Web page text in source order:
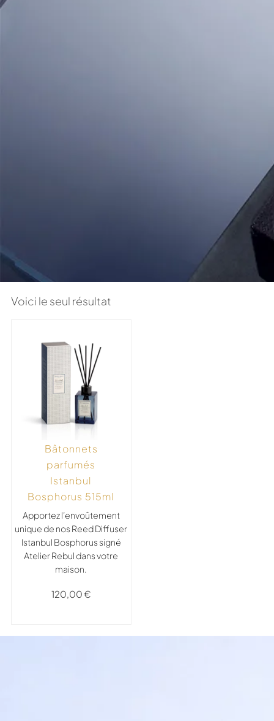
Voici le seul résultat
Bâtonnets
parfumés
Istanbul
Bosphorus 515ml
Apportez l’envoûtement
unique de nos Reed Diffuser
Istanbul Bosphorus signé
Atelier Rebul dans votre
maison.
120,00€